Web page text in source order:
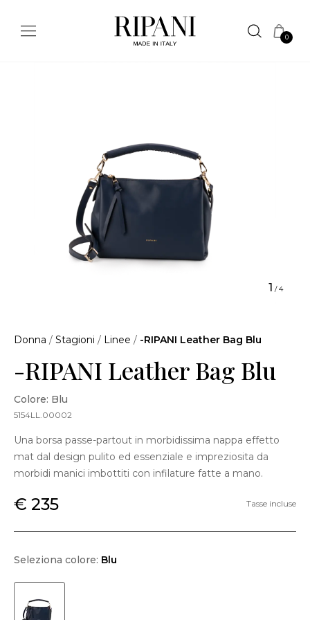
0
1 /4
Donna / Stagioni / Linee / -RIPANI Leather Bag Blu
-RIPANI Leather Bag Blu
Colore: Blu
5154LL.00002
Una borsa passe-partout in morbidissima nappa effetto
mat dal design pulito ed essenziale e impreziosita da
morbidi manici imbottiti con infilature fatte a mano.
€ 235 Tasse incluse
Seleziona colore: Blu